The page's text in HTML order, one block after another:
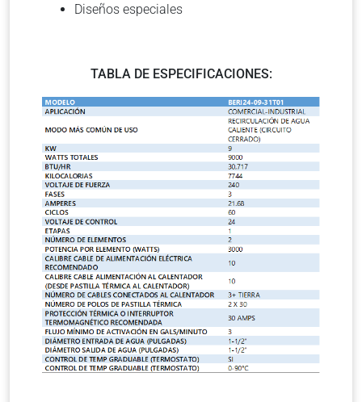
Diseños especiales
TABLA DE ESPECIFICACIONES: